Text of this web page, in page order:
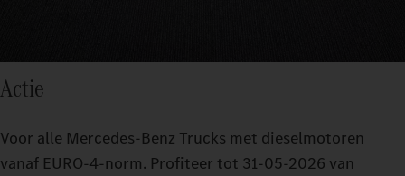
Actie
Voor alle Mercedes-Benz Trucks met dieselmotoren
vanaf EURO‑4‑norm. Profiteer tot 31-05-2026 van